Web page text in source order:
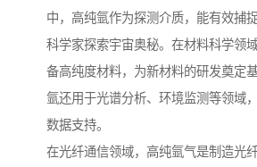
中，高纯氩作为探测介质，能有效捕
科学家探索宇宙奥秘。在材料科学领
备高纯度材料，为新材料的研发奠定
氩还用于光谱分析、环境监测等领域
数据支持。
在光纤通信领域，高纯氩气是制造光